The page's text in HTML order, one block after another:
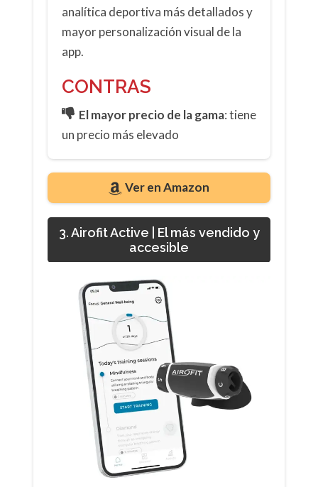
analítica deportiva más detallados y
mayor personalización visual de la
app.
CONTRAS
El mayor precio de la gama: tiene
un precio más elevado
Ver en Amazon
3. Airofit Active | El más vendido y
accesible